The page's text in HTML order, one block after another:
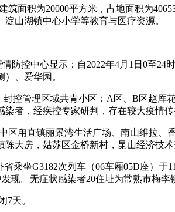
筑面积为20000平方米，占地面积为
山湖镇中心小学等教育与医疗资源。
防控中心显示：自2022年4月1日0至
、爱华园。
控管理区域共青小区：A区、B区赵
者，经疾控专家研判，存在较大疫情传
区甪直镇丽景湾生活广场、南山维拉
大房，姑苏区金桥新村，昆山经济技
乘坐G3182次列车（06车厢05D座）
现。无症状感染者20住址为常熟市梅李
7天。